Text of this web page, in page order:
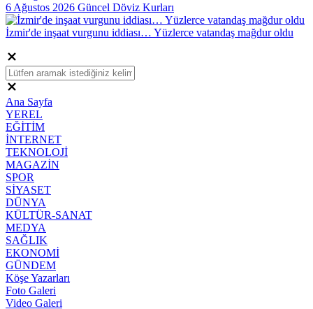
6 Ağustos 2026 Güncel Döviz Kurları
İzmir'de inşaat vurgunu iddiası… Yüzlerce vatandaş mağdur oldu
Ana Sayfa
YEREL
EĞİTİM
İNTERNET
TEKNOLOJİ
MAGAZİN
SPOR
SİYASET
DÜNYA
KÜLTÜR-SANAT
MEDYA
SAĞLIK
EKONOMİ
GÜNDEM
Köşe Yazarları
Foto Galeri
Video Galeri